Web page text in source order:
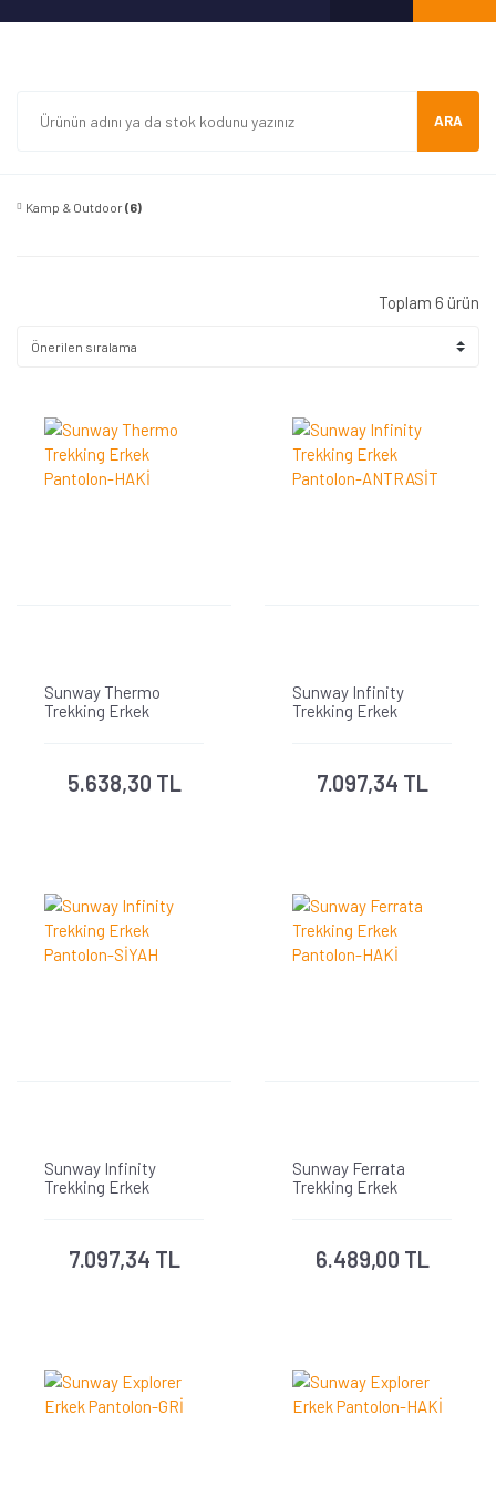
ARA
Kamp & Outdoor(6)
Toplam 6 ürün
Sunway Thermo
Trekking Erkek
5.638,30 TL
Sunway Infinity
Trekking Erkek
7.097,34 TL
Sunway Infinity
Trekking Erkek
7.097,34 TL
Sunway Ferrata
Trekking Erkek
6.489,00 TL